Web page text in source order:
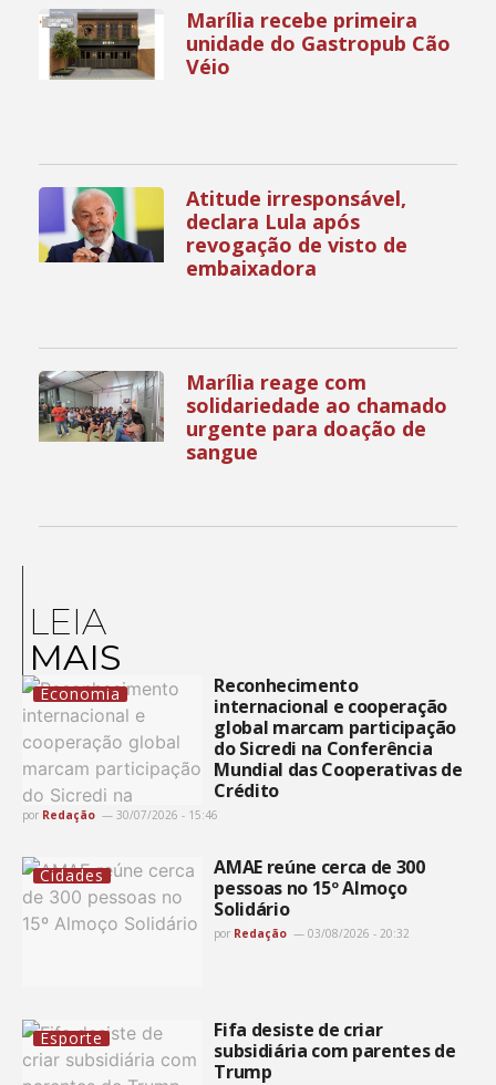
Marília recebe primeira
unidade do Gastropub Cão
Véio
Atitude irresponsável,
declara Lula após
revogação de visto de
embaixadora
Marília reage com
solidariedade ao chamado
urgente para doação de
sangue
LEIA
MAIS
Economia
Reconhecimento
internacional e cooperação
global marcam participação
do Sicredi na Conferência
Mundial das Cooperativas de
Crédito
por Redação 30/07/2026 - 15:46
Cidades
AMAE reúne cerca de 300
pessoas no 15º Almoço
Solidário
por Redação 03/08/2026 - 20:32
Esporte
Fifa desiste de criar
subsidiária com parentes de
Trump